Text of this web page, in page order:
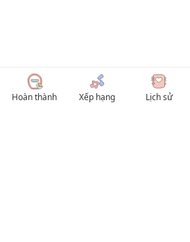
Hoàn thành Xếp hạng Lịch sử